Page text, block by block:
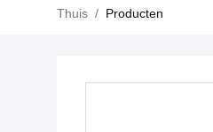
Thuis / Producten